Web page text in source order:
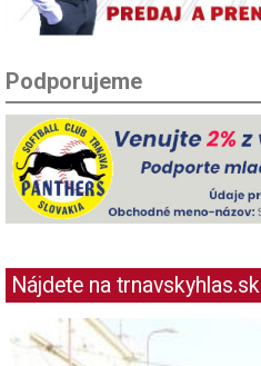
Podporujeme
Nájdete na trnavskyhlas.sk